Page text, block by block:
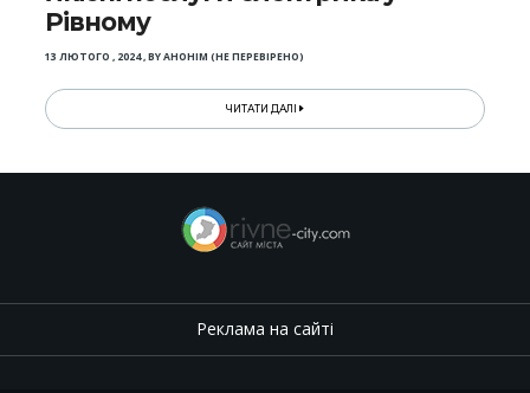
Рівному
13 ЛЮТОГО , 2024,BYАНОНІМ (НЕ ПЕРЕВІРЕНО)
ЧИТАТИ ДАЛІ
Реклама на сайті